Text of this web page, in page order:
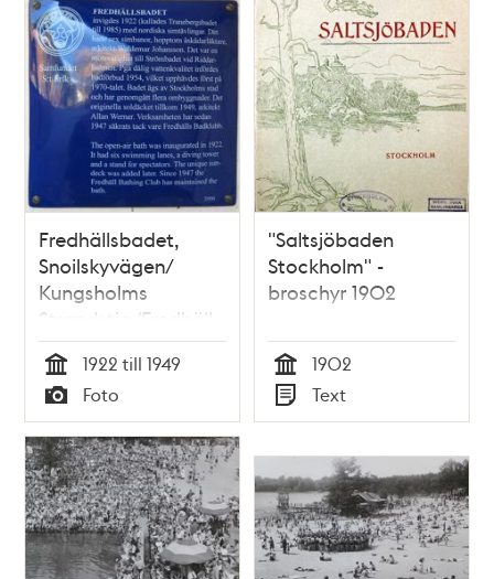
Fredhällsbadet,
Snoilskyvägen/
Kungsholms
Strandstig (Fredhäll
1:1)
Tid
1922 till 1949
Typ
Foto
"Saltsjöbaden
Stockholm" -
broschyr 1902
Tid
1902
Typ
Text